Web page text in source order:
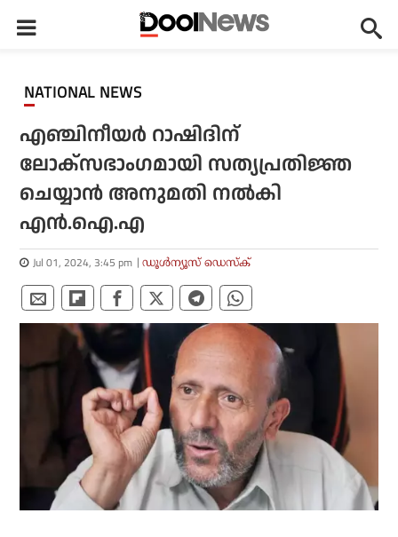
NATIONAL NEWS
എഞ്ചിനീയർ റാഷിദിന്
ലോക്സഭാംഗമായി സത്യപ്രതിജ്ഞ
ചെയ്യാൻ അനുമതി നൽകി
എൻ.ഐ.എ
Jul 01, 2024, 3:45 pm ഡൂള്‍ന്യൂസ് ഡെസ്‌ക്